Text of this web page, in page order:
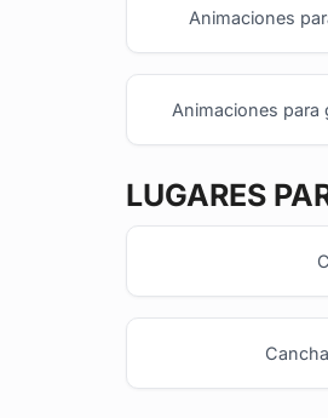
Animaciones
Animaciones para
LUGARES